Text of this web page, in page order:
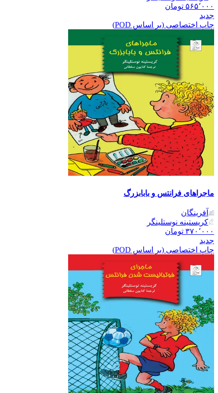
۵۶۵٬۰۰۰ تومان
جدید
چاپ اختصاصی (بر اساس POD)
ماجراهای فرانتس و بابابزرگ
آفرینگان
کریستینه نوستلینگر
۳۷۰٬۰۰۰ تومان
جدید
چاپ اختصاصی (بر اساس POD)